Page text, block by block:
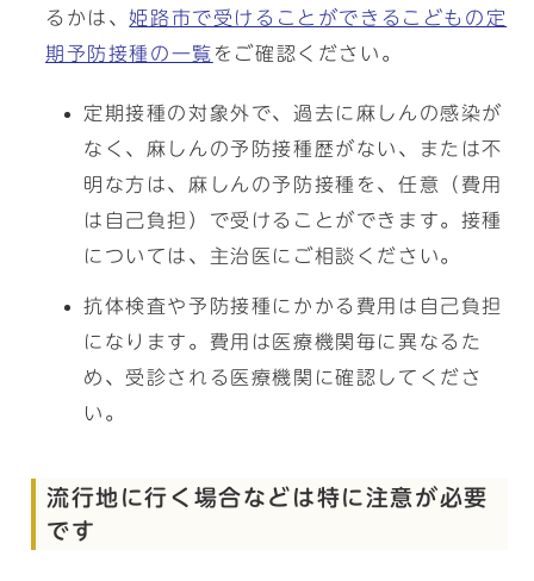
るかは、姫路市で受けることができるこどもの定
期予防接種の一覧 をご確認ください。
定期接種の対象外で、過去に麻しんの感染が
なく、麻しんの予防接種歴がない、または不
明な方は、麻しんの予防接種を、任意（費用
は自己負担）で受けることができます。接種
については、主治医にご相談ください。
抗体検査や予防接種にかかる費用は自己負担
になります。費用は医療機関毎に異なるた
め、受診される医療機関に確認してくださ
い。
流行地に行く場合などは特に注意が必要
です